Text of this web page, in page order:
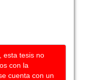
esta tesis no
con la
cuenta con un